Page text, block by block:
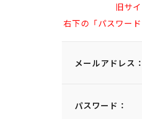
旧サ
右下の「パスワー
メールアドレス：
パスワード：